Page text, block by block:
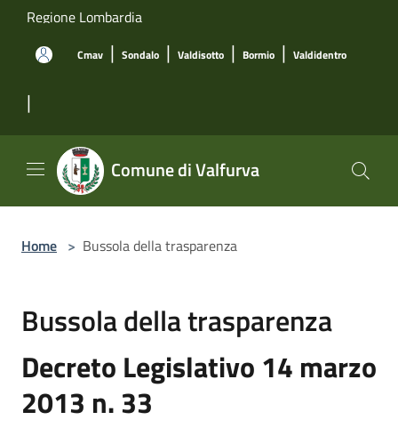
Salta al contenuto principale
Regione Lombardia
Cmav | Sondalo | Valdisotto | Bormio | Valdidentro
|
Comune di Valfurva
Home > Bussola della trasparenza
Bussola della trasparenza
Decreto Legislativo 14 marzo
2013 n. 33